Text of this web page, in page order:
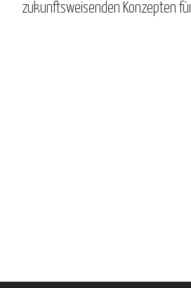
zukunftsweisenden Konzepten